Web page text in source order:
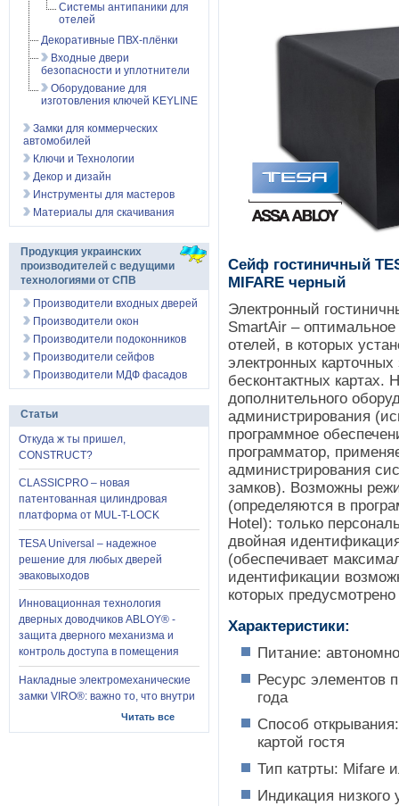
Сейф гостиничный
MIFARE черный
Электронный
SmartAir –
отелей, в которых
электронных
бесконтактных картах.
дополнительного
администрирования
программное
программатор,
администрирования
замков). Возможны
(определяются в
Hotel): только
двойная
(обеспечивает
идентификации
которых
Характеристики:
Питание:
Ресурс элементов
года
Способ
картой гостя
Тип катрты: Mifare
Индикация низкого
Системы антипаники для
отелей
Декоративные ПВХ-плёнки
Входные двери
безопасности и уплотнители
Оборудование для
изготовления ключей KEYLINE
Замки для коммерческих
автомобилей
Ключи и Технологии
Декор и дизайн
Инструменты для мастеров
Материалы для скачивания
Продукция украинских
производителей с ведущими
технологиями от СПВ
Производители входных дверей
Производители окон
Производители подоконников
Производители сейфов
Производители МДФ фасадов
Статьи
Откуда ж ты пришел,
CONSTRUCT?
CLASSICPRO – новая
патентованная цилиндровая
платформа от MUL-T-LOCK
TESA Universal – надежное
решение для любых дверей
эваковыходов
Инновационная технология
дверных доводчиков ABLOY® -
защита дверного механизма и
контроль доступа в помещения
Накладные электромеханические
замки VIRO®: важно то, что внутри
Читать все